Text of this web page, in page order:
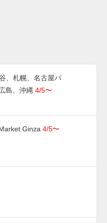
ラーを使用。さらに、発売
いる。 アニバーサリーイ
とが期待されている
売予定。価格は$185。
キ取扱店にて順次発売予
新たな情報が入り次第、ス
、札幌、名古屋パ
島、沖縄 4/5〜
Ginza 4/5〜